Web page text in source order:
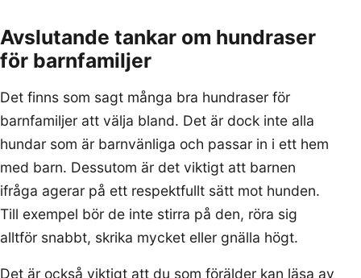
Avslutande tankar om hundraser
för barnfamiljer
Det finns som sagt många bra hundraser för
barnfamiljer att välja bland. Det är dock inte alla
hundar som är barnvänliga och passar in i ett hem
med barn. Dessutom är det viktigt att barnen
ifråga agerar på ett respektfullt sätt mot hunden.
Till exempel bör de inte stirra på den, röra sig
alltför snabbt, skrika mycket eller gnälla högt.
Det är också viktigt att du som förälder kan läsa av